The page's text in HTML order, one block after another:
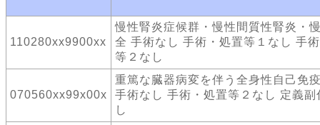
110280xx9900xx
慢性腎炎症候群・慢性間質性腎炎・
全 手術なし 手術・処置等１なし 手
等２なし
070560xx99x00x
重篤な臓器病変を伴う全身性自己免
手術なし 手術・処置等２なし 定義副
し